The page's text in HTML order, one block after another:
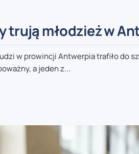
trują młodzież w
w prowincji Antwerpia trafiło do
a jeden z...